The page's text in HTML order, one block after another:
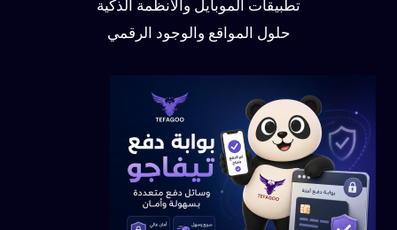
تطبيقات الموبايل والأنظمة الذكية
حلول المواقع والوجود الرقمي